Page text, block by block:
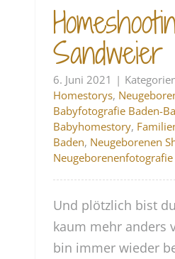
Sandweier
6. Juni 2021 |
Homestorys,
Babyfotografie Baden-
Babyhomestory,
Baden, Neugeborenen
Neugeborenenfotografie
Und plötzlich bist
kaum mehr anders
bin immer wieder